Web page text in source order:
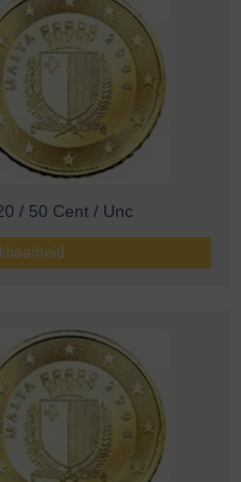
/ 50 Cent / Unc